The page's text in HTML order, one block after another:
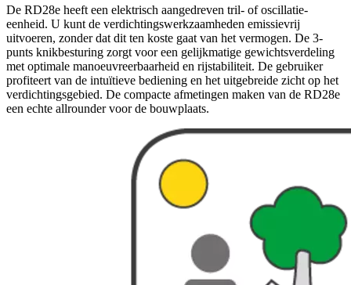
De RD28e heeft een elektrisch aangedreven tril- of oscillatie-
eenheid. U kunt de verdichtingswerkzaamheden emissievrij
uitvoeren, zonder dat dit ten koste gaat van het vermogen. De 3-
punts knikbesturing zorgt voor een gelijkmatige gewichtsverdeling
met optimale manoeuvreerbaarheid en rijstabiliteit. De gebruiker
profiteert van de intuïtieve bediening en het uitgebreide zicht op het
verdichtingsgebied. De compacte afmetingen maken van de RD28e
een echte allrounder voor de bouwplaats.